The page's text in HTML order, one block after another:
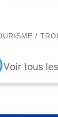
/
Voir tous